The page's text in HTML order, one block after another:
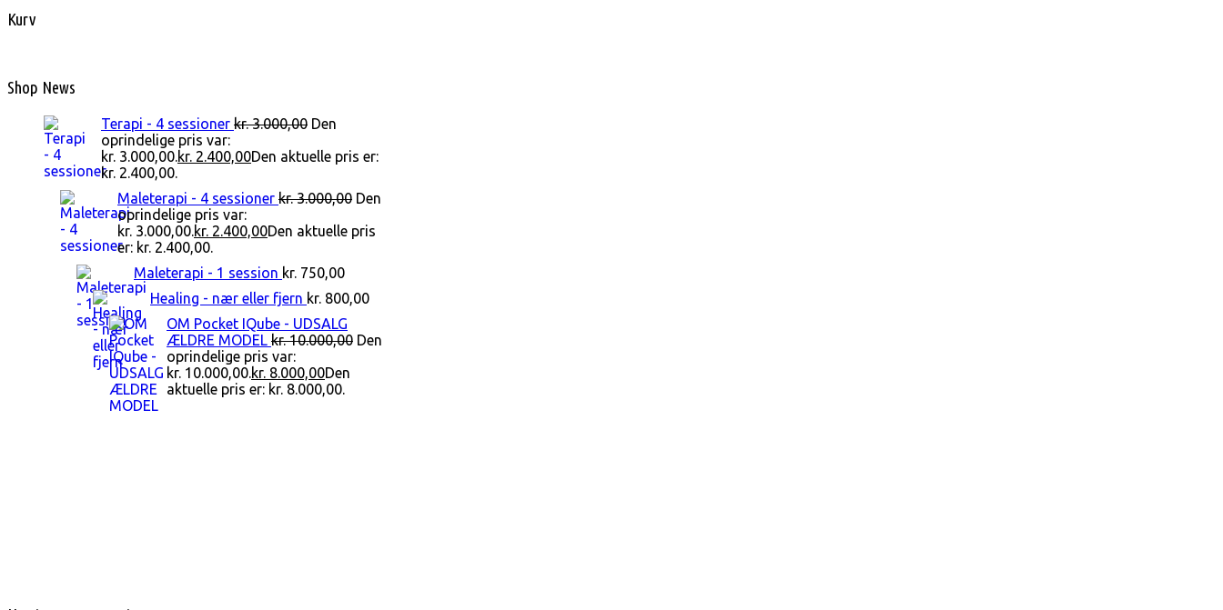
Kurv
Shop News
Terapi - 4 sessioner kr.3.000,00 Den
oprindelige pris var:
kr. 3.000,00.kr. 2.400,00Den aktuelle pris er:
kr. 2.400,00.
Maleterapi - 4 sessioner kr.3.000,00 Den
oprindelige pris var:
kr. 3.000,00.kr. 2.400,00Den aktuelle pris
er: kr. 2.400,00.
Maleterapi - 1 session kr. 750,00
Healing - nær eller fjern kr. 800,00
OM Pocket IQube - UDSALG
ÆLDRE MODEL kr.10.000,00 Den
oprindelige pris var:
kr. 10.000,00.kr. 8.000,00Den
aktuelle pris er: kr. 8.000,00.